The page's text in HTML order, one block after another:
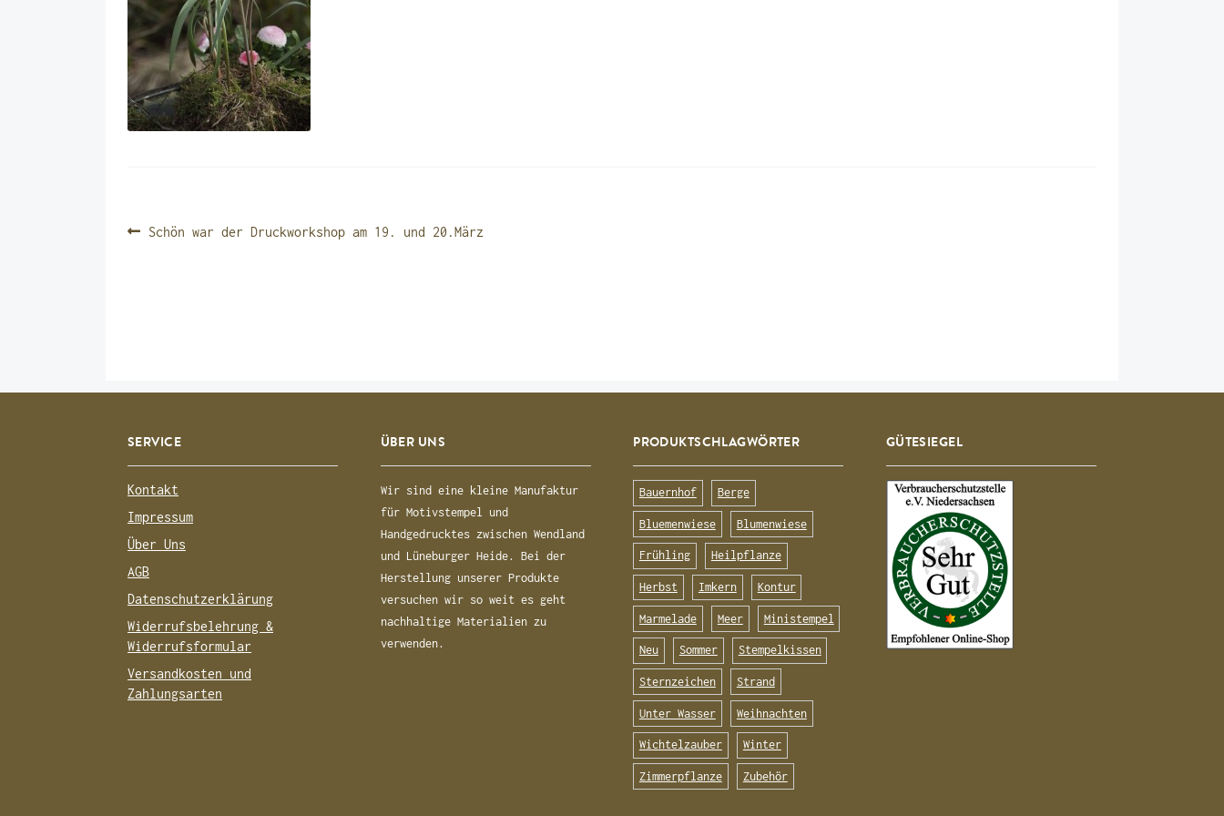
BEITRAGSNAVIGATION
Vorheriger
Schön war der Druckworkshop am 19. und 20.März
SERVICE
Kontakt
Impressum
Über Uns
AGB
Datenschutzerklärung
Widerrufsbelehrung &
Widerrufsformular
Versandkosten und
Zahlungsarten
ÜBER UNS
Wir sind eine kleine Manufaktur
für Motivstempel und
Handgedrucktes zwischen Wendland
und Lüneburger Heide. Bei der
Herstellung unserer Produkte
versuchen wir so weit es geht
nachhaltige Materialien zu
verwenden.
PRODUKTSCHLAGWÖRTER
Bauernhof Berge
Bluemenwiese Blumenwiese
Frühling Heilpflanze
Herbst Imkern Kontur
Marmelade Meer Ministempel
Neu Sommer Stempelkissen
Sternzeichen Strand
Unter Wasser Weihnachten
Wichtelzauber Winter
Zimmerpflanze Zubehör
GÜTESIEGEL